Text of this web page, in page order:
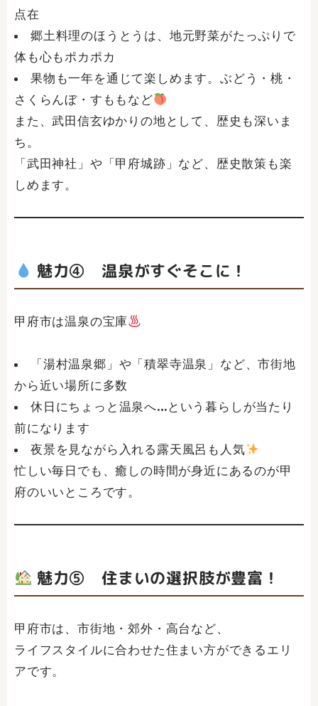
点在
郷土料理のほうとうは、地元野菜がたっぷりで
体も心もポカポカ
果物も一年を通じて楽しめます。ぶどう・桃・
さくらんぼ・すももなど
また、武田信玄ゆかりの地として、歴史も深いま
ち。
「武田神社」や「甲府城跡」など、歴史散策も楽
しめます。
魅力④ 温泉がすぐそこに！
甲府市は温泉の宝庫
「湯村温泉郷」や「積翠寺温泉」など、市街地
から近い場所に多数
休日にちょっと温泉へ…という暮らしが当たり
前になります
夜景を見ながら入れる露天風呂も人気
忙しい毎日でも、癒しの時間が身近にあるのが甲
府のいいところです。
魅力⑤ 住まいの選択肢が豊富！
甲府市は、市街地・郊外・高台など、
ライフスタイルに合わせた住まい方ができるエリ
アです。